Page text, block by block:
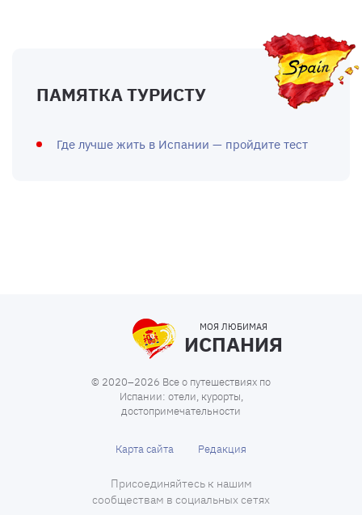
ПАМЯТКА ТУРИСТУ
Где лучше жить в Испании — пройдите тест
МОЯ ЛЮБИМАЯ
ИСПАНИЯ
© 2020–2026 Все о путешествиях по
Испании: отели, курорты,
достопримечательности
Карта сайта Редакция
Присоединяйтесь к нашим
сообществам в социальных сетях